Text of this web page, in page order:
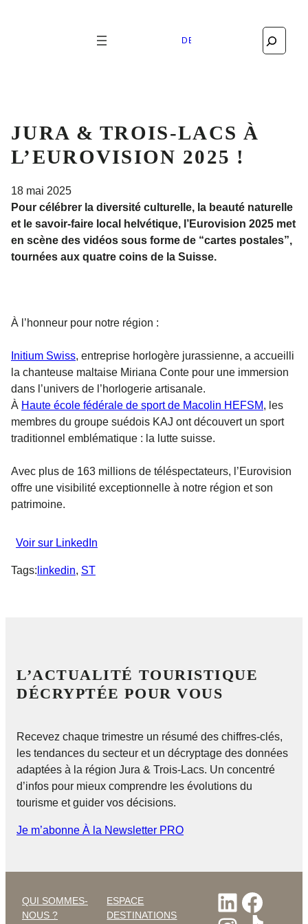
DEUTSCH
Search
JURA & TROIS-LACS À
L’EUROVISION 2025 !
18 mai 2025
Pour célébrer la diversité culturelle, la beauté naturelle
et le savoir-faire local helvétique, l’Eurovision 2025 met
en scène des vidéos sous forme de “cartes postales”,
tournées aux quatre coins de la Suisse.
À l’honneur pour notre région :
Initium Swiss, entreprise horlogère jurassienne, a accueilli
la chanteuse maltaise Miriana Conte pour une immersion
dans l’univers de l’horlogerie artisanale.
À Haute école fédérale de sport de Macolin HEFSM, les
membres du groupe suédois KAJ ont découvert un sport
traditionnel emblématique : la lutte suisse.
Avec plus de 163 millions de téléspectateurs, l’Eurovision
offre une visibilité exceptionnelle à notre région et son
patrimoine.
Voir sur LinkedIn
Tags: linkedin, ST
L’ACTUALITÉ TOURISTIQUE
DÉCRYPTÉE POUR VOUS
Recevez chaque trimestre un résumé des chiffres-clés,
les tendances du secteur et un décryptage des données
adaptées à la région Jura & Trois-Lacs. Un concentré
d’infos pour mieux comprendre les évolutions du
tourisme et guider vos décisions.
Je m’abonne À la Newsletter PRO
QUI SOMMES-
NOUS ?
ESPACE
DESTINATIONS
LinkedIn